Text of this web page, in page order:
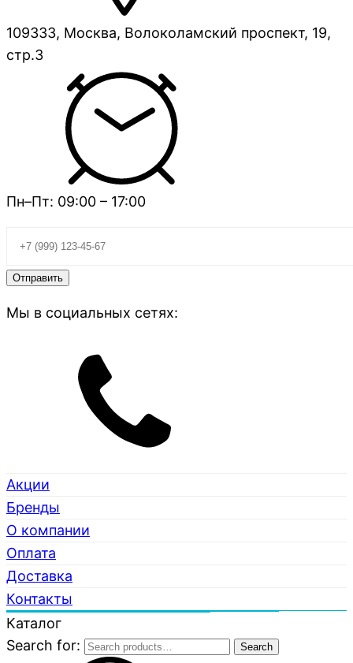
109333, Москва, Волоколамский проспект, 19,
стр.3
Пн–Пт: 09:00 – 17:00
Мы в социальных сетях:
Акции
Бренды
О компании
Оплата
Доставка
Контакты
Каталог
Search for:
Search